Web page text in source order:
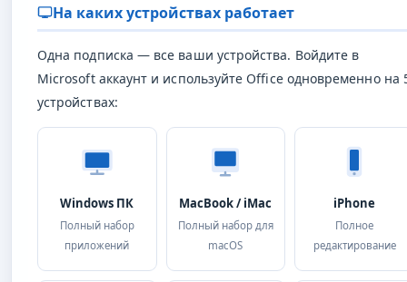
На каких устройствах работает
Одна подписка — все ваши устройства. Войдите в
Microsoft аккаунт и используйте Office одновременно на
устройствах:
Windows ПК
Полный набор
приложений
MacBook / iMac
Полный набор для
macOS
iPhone
Полное
редактирование